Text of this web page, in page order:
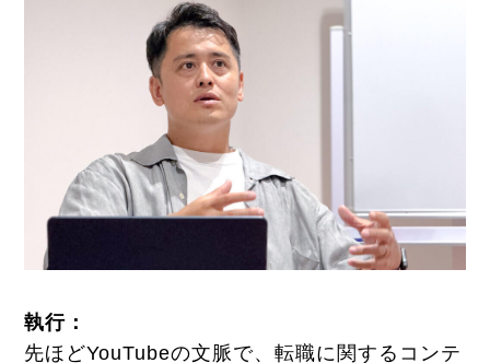
執行：
先ほどYouTubeの文脈で、転職に関するコンテ